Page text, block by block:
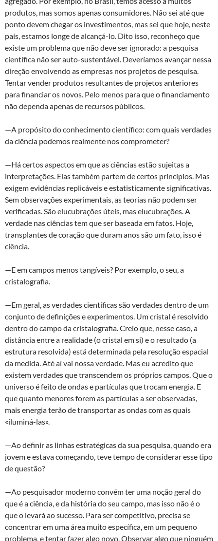
produtos, mas somos apenas consumidores. Não sei até que
ponto devem chegar os investimentos, mas sei que hoje, neste
país, estamos longe de alcançá-lo. Dito isso, reconheço que
existe um problema que não deve ser ignorado: a pesquisa
científica não ser auto-sustentável. Deveríamos avançar nessa
direção envolvendo as empresas nos projetos de pesquisa.
Tentar vender produtos resultantes de projetos anteriores
para financiar os novos. Pelo menos para que o financiamento
não dependa apenas de recursos públicos.
—A propósito do conhecimento científico: com quais verdades
da ciência podemos realmente nos comprometer?
—Há certos aspectos em que as ciências estão sujeitas a
interpretações. Elas também partem de certos princípios. Mas
exigem evidências replicáveis e estatisticamente significativas.
Sem observações experimentais, as teorias não podem ser
verificadas. São elucubrações úteis, mas elucubrações. A
verdade nas ciências tem que ser baseada em fatos. Hoje,
transplantes de coração que duram anos são um fato, isso é
ciência.
—E em campos menos tangíveis? Por exemplo, o seu, a
cristalografia.
—Em geral, as verdades científicas são verdades dentro de um
conjunto de definições e experimentos. Um cristal é resolvido
dentro do campo da cristalografia. Creio que, nesse caso, a
distância entre a realidade (o cristal em si) e o resultado (a
estrutura resolvida) está determinada pela resolução espacial
da medida. Até aí vai nossa verdade. Mas eu acredito que
existem verdades que transcendem os próprios campos. Que o
universo é feito de ondas e partículas que trocam energia. E
que quanto menores forem as partículas a ser observadas,
mais energia terão de transportar as ondas com as quais
«iluminá-las».
—Ao definir as linhas estratégicas da sua pesquisa, quando era
jovem e estava começando, teve tempo de considerar esse tipo
de questão?
—Ao pesquisador moderno convém ter uma noção geral do
que é a ciência, e da história do seu campo, mas isso não é o
que o levará ao sucesso. Para ser competitivo, precisa se
concentrar em uma área muito específica, em um pequeno
problema, e tentar fazer algo novo. Observar algo que ninguém